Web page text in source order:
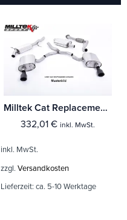
Milltek Cat Replacement Pipe Volkswagen Polo GTi 1.8T
332,01 € inkl. MwSt.
inkl. MwSt.
zzgl. Versandkosten
Lieferzeit: ca. 5-10 Werktage